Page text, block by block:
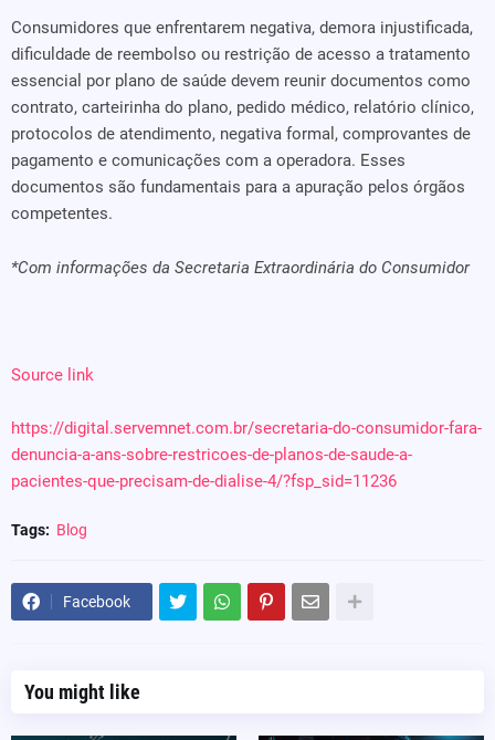
Consumidores que enfrentarem negativa, demora injustificada,
dificuldade de reembolso ou restrição de acesso a tratamento
essencial por plano de saúde devem reunir documentos como
contrato, carteirinha do plano, pedido médico, relatório clínico,
protocolos de atendimento, negativa formal, comprovantes de
pagamento e comunicações com a operadora. Esses
documentos são fundamentais para a apuração pelos órgãos
competentes.
*Com informações da Secretaria Extraordinária do Consumidor
Source link
https://digital.servemnet.com.br/secretaria-do-consumidor-fara-
denuncia-a-ans-sobre-restricoes-de-planos-de-saude-a-
pacientes-que-precisam-de-dialise-4/?fsp_sid=11236
Tags: Blog
Facebook
You might like